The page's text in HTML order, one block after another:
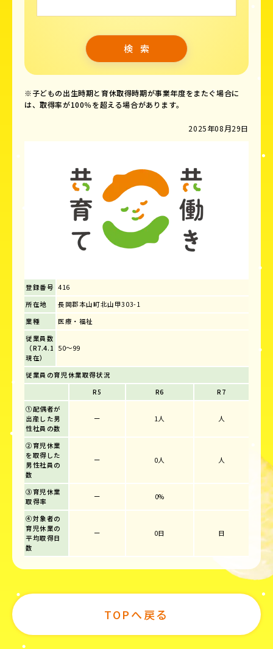
※子どもの出生時期と育休取得時期が事業年度をまたぐ場合に
は、取得率が100％を超える場合があります。
2025年08月29日
登録番号 416
所在地
長岡郡本山町北山甲303-1
業種
医療・福祉
従業員数
（R7.4.1
現在）
50～99
従業員の育児休業取得状況
R5
R6
R7
①配偶者が
出産した男
性社員の数
ー 1人 人
②育児休業
を取得した
男性社員の
数
ー 0人 人
③育児休業
取得率
ー 0%
④対象者の
育児休業の
平均取得日
数
ー 0日 日
TOPへ戻る